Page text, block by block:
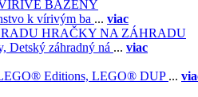
BAZÉNY
k vírivým ba ... viac
HRAČKY NA ZÁHRADU
Detský záhradný ná ... viac
Editions, LEGO® DUP ...